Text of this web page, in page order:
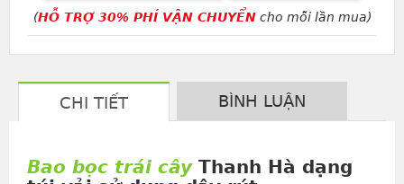
(HỖ TRỢ 30% PHÍ VẬN CHUYỂNcho mỗi lần mua)
CHI TIẾT BÌNH LUẬN
Bao bọc trái câyThanh Hà dạng